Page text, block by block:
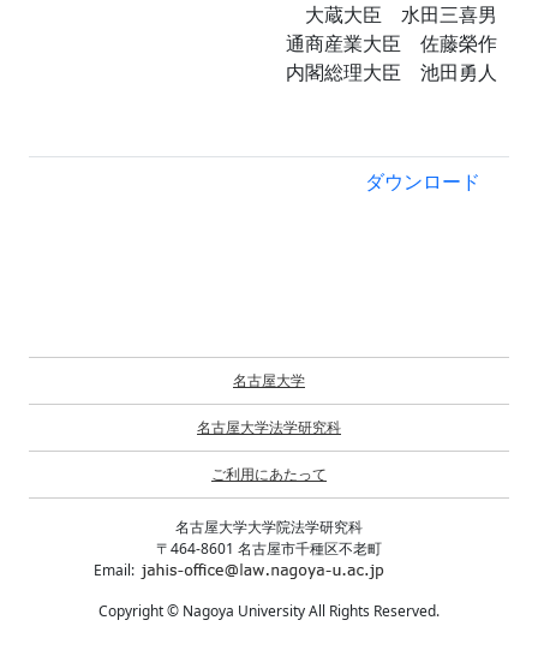
大蔵大臣 水田三喜男
通商産業大臣 佐藤榮作
内閣総理大臣 池田勇人
ダウンロード
名古屋大学
名古屋大学法学研究科
ご利用にあたって
名古屋大学大学院法学研究科
〒464-8601 名古屋市千種区不老町
Email:
Copyright © Nagoya University All Rights Reserved.